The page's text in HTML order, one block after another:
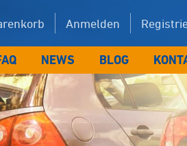
Anmelden
NEWS BLOG